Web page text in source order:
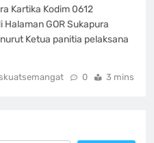
Kartika Kodim 0612
GOR Sukapura
Ketua panitia pelaksana
0 3 mins